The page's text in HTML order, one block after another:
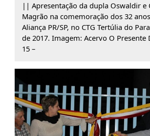
|| Apresentação da dupla Oswaldir e
Magrão na comemoração dos 32
Aliança PR/SP, no CTG Tertúlia do
de 2017. Imagem: Acervo O Presente
15 –